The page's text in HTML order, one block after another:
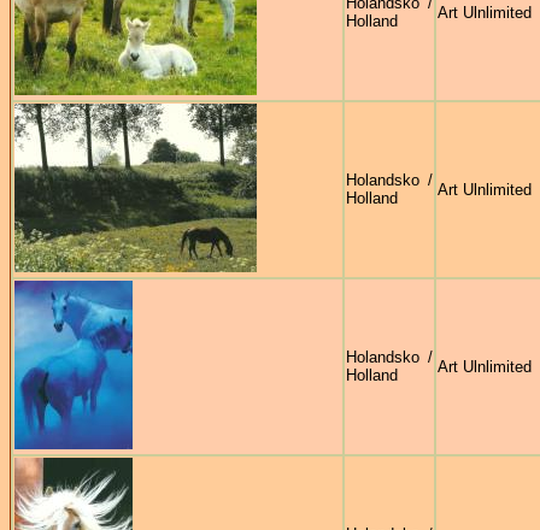
Holland
Art Ulnlimited
Holandsko /
Holland
Art Ulnlimited
Holandsko /
Holland
Art Ulnlimited